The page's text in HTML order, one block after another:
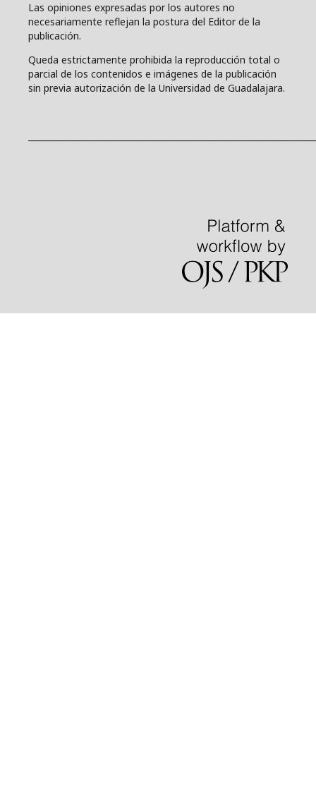
Las opiniones expresadas por los autores no
necesariamente reflejan la postura del Editor de la
publicación.
Queda estrictamente prohibida la reproducción total o
parcial de los contenidos e imágenes de la publicación
sin previa autorización de la Universidad de Guadalajara.